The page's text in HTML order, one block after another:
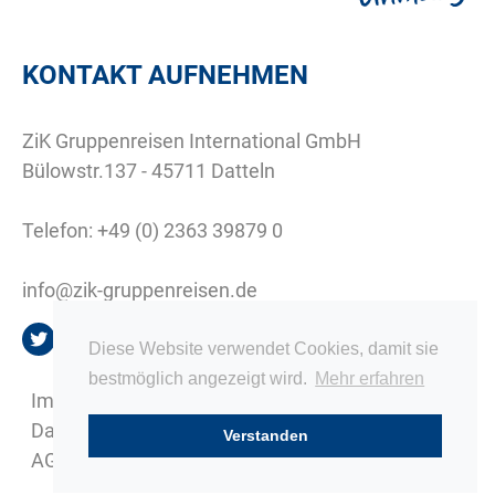
Diese Website verwendet Cookies, damit sie
bestmöglich angezeigt wird. Mehr erfahren
Verstanden
KONTAKT AUFNEHMEN
ZiK Gruppenreisen International GmbH
Bülowstr.137 - 45711 Datteln
Telefon: +49 (0) 2363 39879 0
info@zik-gruppenreisen.de
Impressum
Datenschutz
AGB